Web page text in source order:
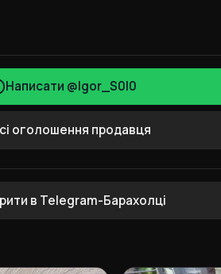
Написати @Igor_S0l0
оголошення продавця
в Telegram-Барахолці